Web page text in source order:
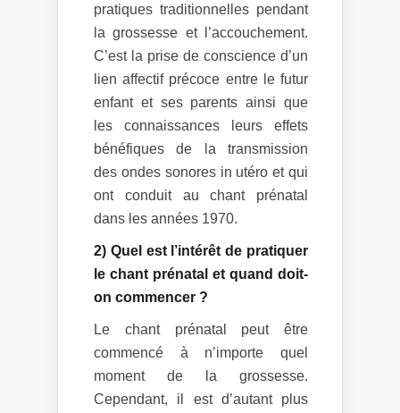
pratiques traditionnelles pendant
la grossesse et l’accouchement.
C’est la prise de conscience d’un
lien affectif précoce entre le futur
enfant et ses parents ainsi que
les connaissances leurs effets
bénéfiques de la transmission
des ondes sonores in utéro et qui
ont conduit au chant prénatal
dans les années 1970.
2) Quel est l’intérêt de pratiquer
le chant prénatal et quand doit-
on commencer ?
Le chant prénatal peut être
commencé à n’importe quel
moment de la grossesse.
Cependant, il est d’autant plus